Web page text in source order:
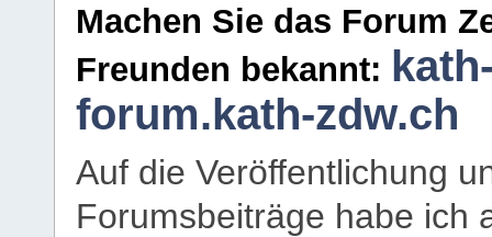
Machen Sie das Forum
Freunden bekannt:
forum.kath-zdw.ch
Auf die Veröffentlichung
Forumsbeiträge habe ich